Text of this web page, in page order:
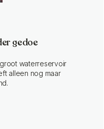
gedoe
waterreservoir
alleen nog maar